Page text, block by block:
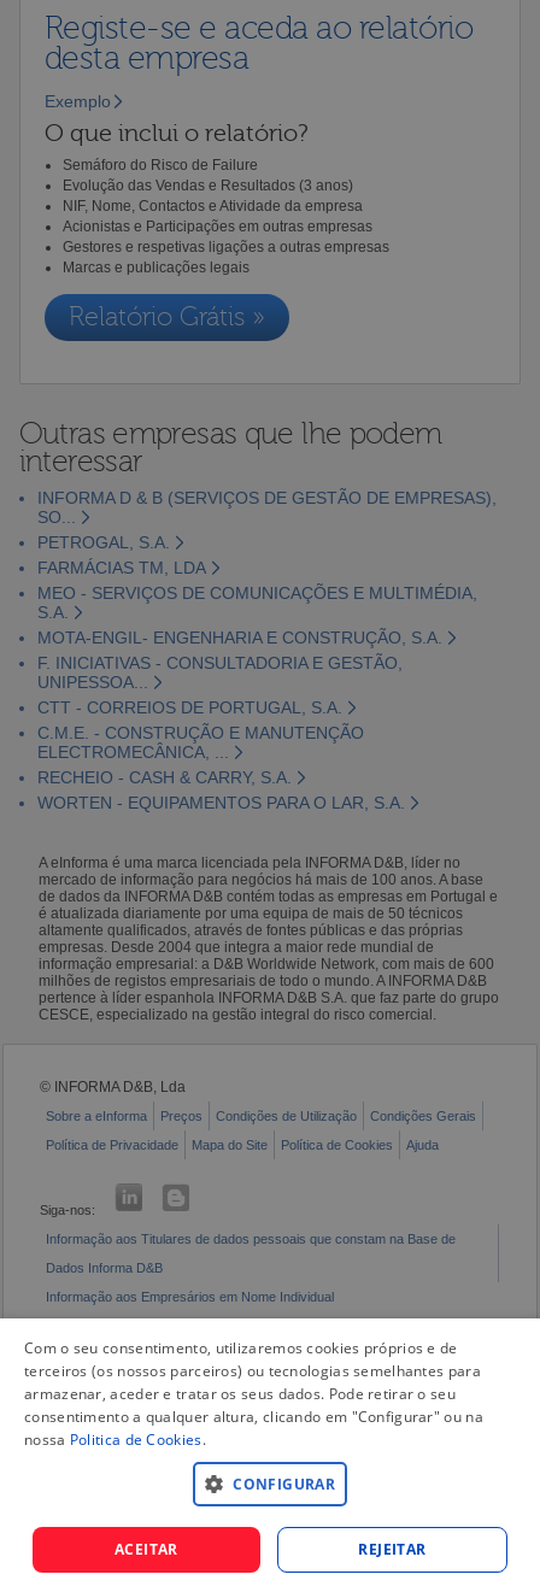
Registe-se e aceda ao relatório
desta empresa
Exemplo
O que inclui o relatório?
Semáforo do Risco de Failure
Evolução das Vendas e Resultados (3 anos)
NIF, Nome, Contactos e Atividade da empresa
Acionistas e Participações em outras empresas
Gestores e respetivas ligações a outras empresas
Marcas e publicações legais
Relatório Grátis »
Outras empresas que lhe podem
interessar
INFORMA D & B (SERVIÇOS DE GESTÃO DE EMPRESAS),
SO...
PETROGAL, S.A.
FARMÁCIAS TM, LDA
MEO - SERVIÇOS DE COMUNICAÇÕES E MULTIMÉDIA,
S.A.
MOTA-ENGIL- ENGENHARIA E CONSTRUÇÃO, S.A.
F. INICIATIVAS - CONSULTADORIA E GESTÃO,
UNIPESSOA...
CTT - CORREIOS DE PORTUGAL, S.A.
C.M.E. - CONSTRUÇÃO E MANUTENÇÃO
ELECTROMECÂNICA, ...
RECHEIO - CASH & CARRY, S.A.
WORTEN - EQUIPAMENTOS PARA O LAR, S.A.
A eInforma é uma marca licenciada pela INFORMA D&B, líder no
mercado de informação para negócios há mais de 100 anos. A base
de dados da INFORMA D&B contém todas as empresas em Portugal e
é atualizada diariamente por uma equipa de mais de 50 técnicos
altamente qualificados, através de fontes públicas e das próprias
empresas. Desde 2004 que integra a maior rede mundial de
informação empresarial: a D&B Worldwide Network, com mais de 600
milhões de registos empresariais de todo o mundo. A INFORMA D&B
pertence à líder espanhola INFORMA D&B S.A. que faz parte do grupo
CESCE, especializado na gestão integral do risco comercial.
© INFORMA D&B, Lda
Sobre a eInforma Preços Condições de Utilização
Condições Gerais
Política de Privacidade
Mapa do Site Política de Cookies Ajuda
Siga-nos:
Informação aos Titulares de dados pessoais que constam na Base de
Dados Informa D&B
Informação aos Empresários em Nome Individual
Com o seu consentimento, utilizaremos cookies próprios e de
terceiros (os nossos parceiros) ou tecnologias semelhantes para
armazenar, aceder e tratar os seus dados. Pode retirar o seu
consentimento a qualquer altura, clicando em "Configurar" ou na
nossa Politica de Cookies.
CONFIGURAR
ACEITAR REJEITAR